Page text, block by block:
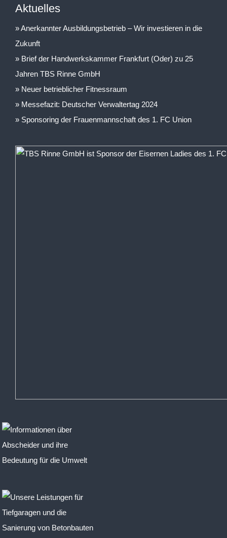
Aktuelles
Anerkannter Ausbildungsbetrieb – Wir investieren in die
Zukunft
Brief der Handwerkskammer Frankfurt (Oder) zu 25
Jahren TBS Rinne GmbH
Neuer betrieblicher Fitnessraum
Messefazit: Deutscher Verwaltertag 2024
Sponsoring der Frauenmannschaft des 1. FC Union